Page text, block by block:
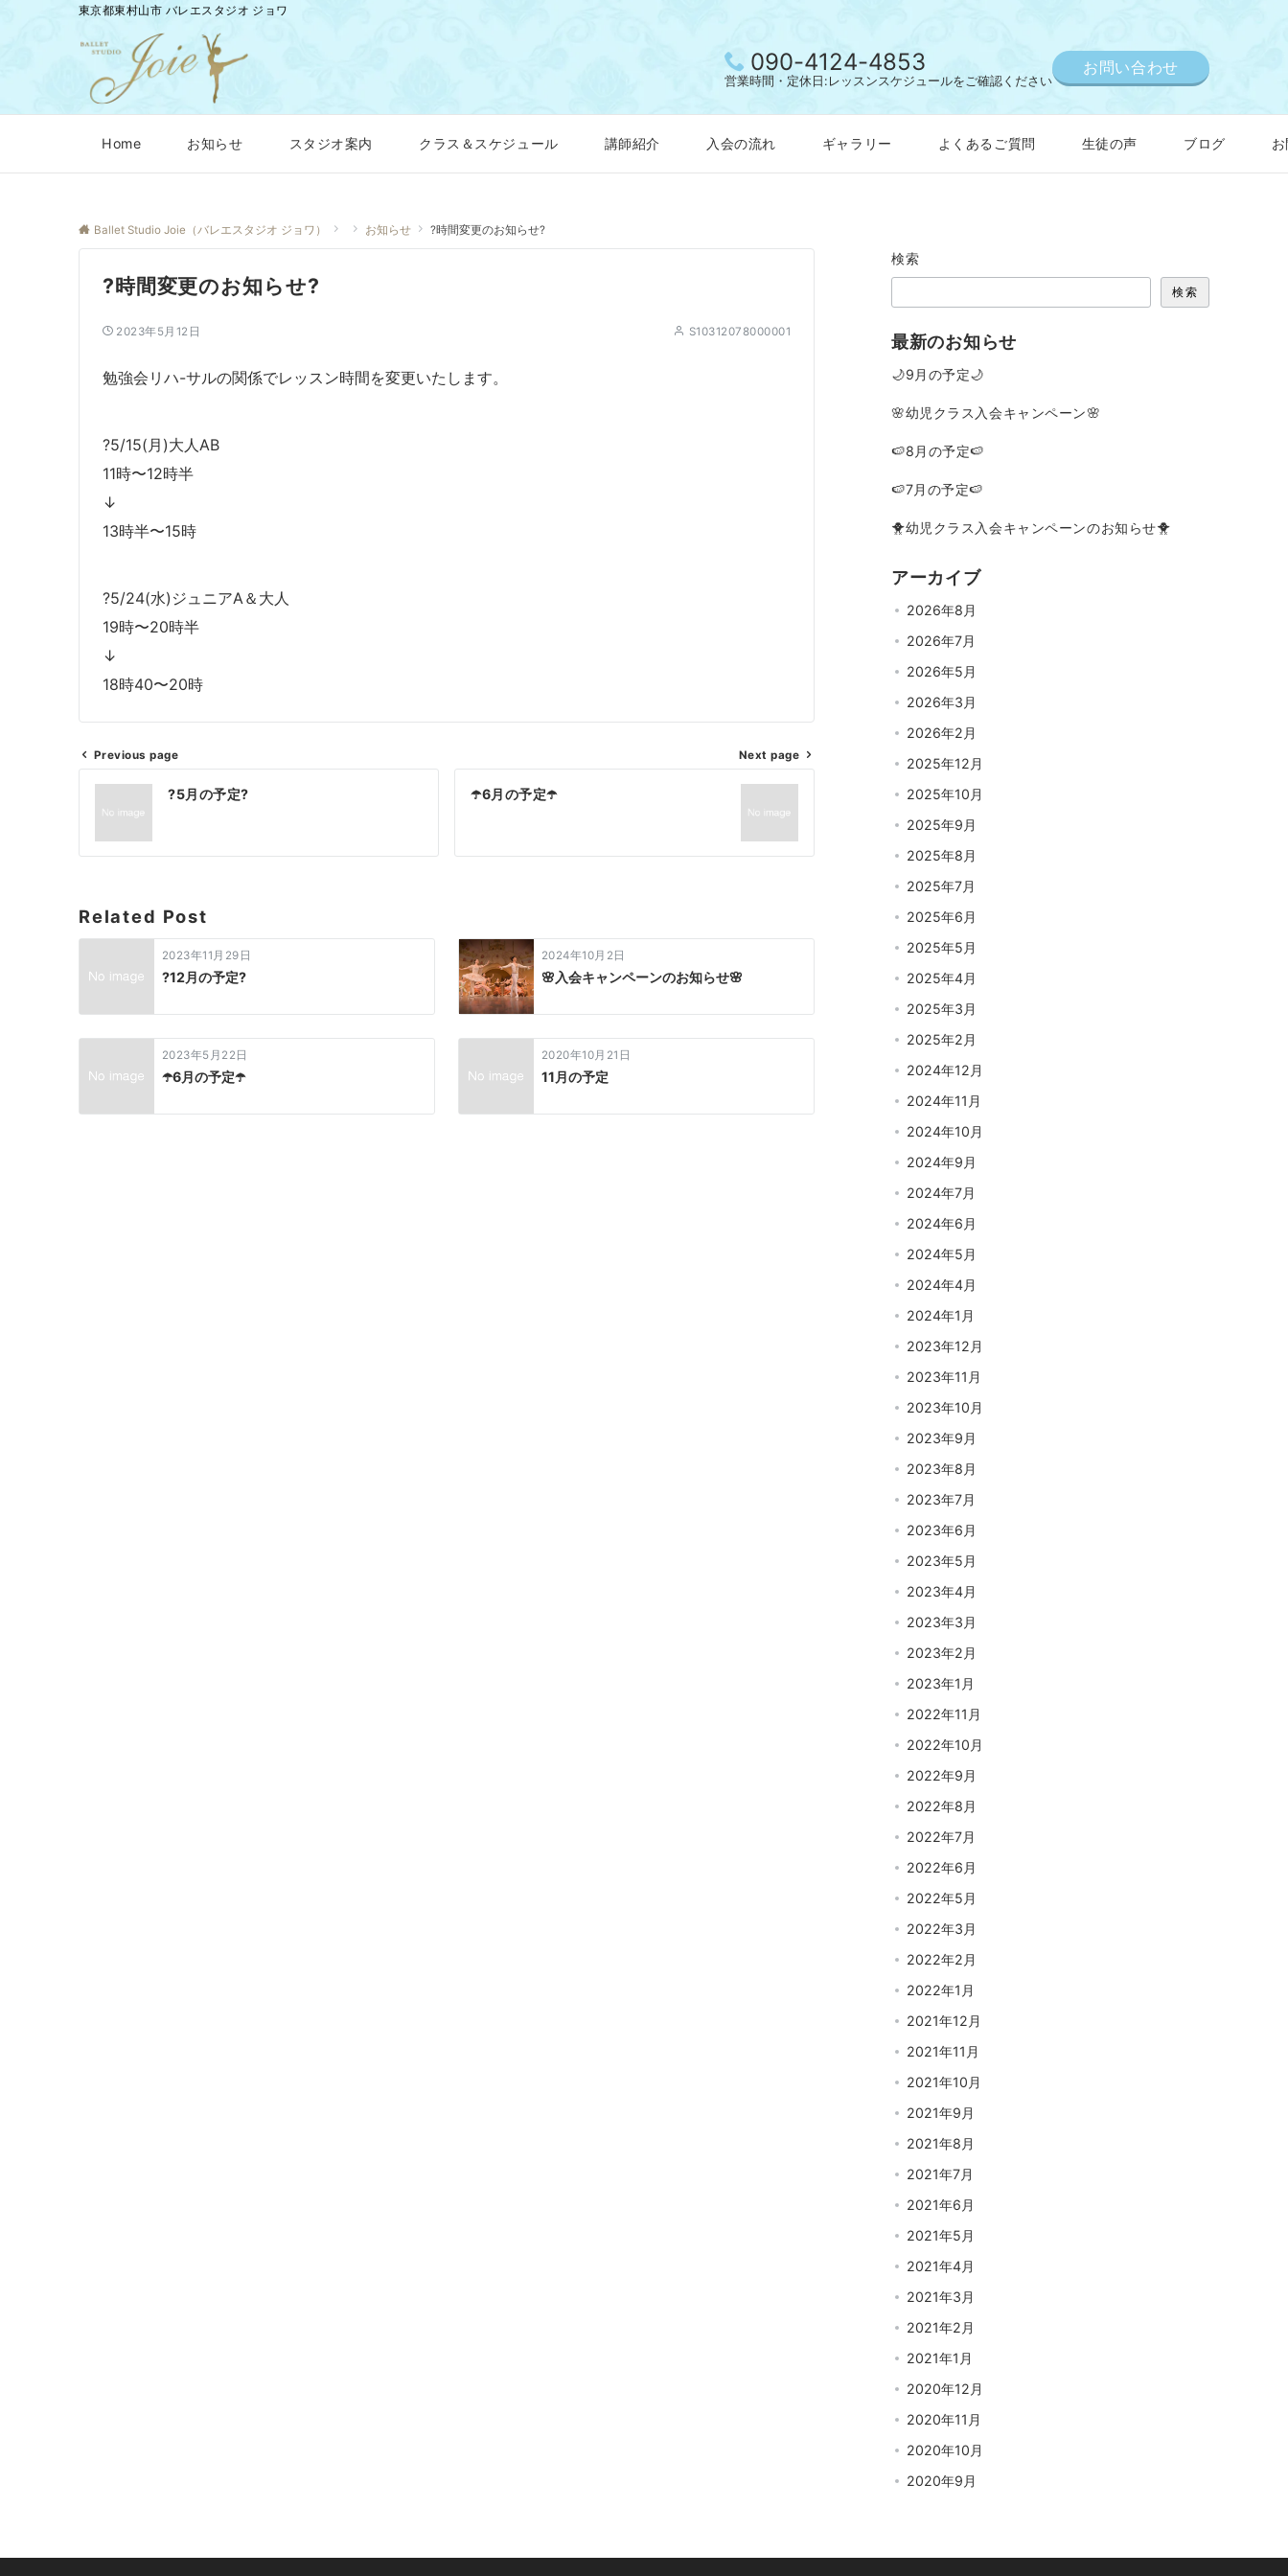
東京都東村山市 バレエスタジオ ジョワ
090-4124-4853
営業時間・定休日:レッスンスケジュールをご確認ください
お問い合わせ
Home お知らせ スタジオ案内 クラス＆スケジュール 講師紹介 入会の流れ ギャラリー よくあるご質問 生徒の声 ブログ
Ballet Studio Joie（バレエスタジオ ジョワ） お知らせ ?時間変更のお知らせ?
?時間変更のお知らせ?
2023年5月12日 S10312078000001
勉強会リハ-サルの関係でレッスン時間を変更いたします。
?5/15(月)大人AB
11時〜12時半
↓
13時半〜15時
?5/24(水)ジュニアA＆大人
19時〜20時半
↓
18時40〜20時
ビ
シ
ン
Previous page
?5月の予定?
Next page
☂️6月の予定☂️
Related Post
2023年11月29日
?12月の予定?
2024年10月2日
🌸入会キャンペーンのお知らせ🌸
2023年5月22日
☂️6月の予定☂️
2020年10月21日
11月の予定
検索
検索
最新のお知らせ
🌙9月の予定🌙
🌸幼児クラス入会キャンペーン🌸
🍉8月の予定🍉
🍉7月の予定🍉
🐥幼児クラス入会キャンペーンのお知らせ🐥
アーカイブ
2026年8月
2026年7月
2026年5月
2026年3月
2026年2月
2025年12月
2025年10月
2025年9月
2025年8月
2025年7月
2025年6月
2025年5月
2025年4月
2025年3月
2025年2月
2024年12月
2024年11月
2024年10月
2024年9月
2024年7月
2024年6月
2024年5月
2024年4月
2024年1月
2023年12月
2023年11月
2023年10月
2023年9月
2023年8月
2023年7月
2023年6月
2023年5月
2023年4月
2023年3月
2023年2月
2023年1月
2022年11月
2022年10月
2022年9月
2022年8月
2022年7月
2022年6月
2022年5月
2022年3月
2022年2月
2022年1月
2021年12月
2021年11月
2021年10月
2021年9月
2021年8月
2021年7月
2021年6月
2021年5月
2021年4月
2021年3月
2021年2月
2021年1月
2020年12月
2020年11月
2020年10月
2020年9月